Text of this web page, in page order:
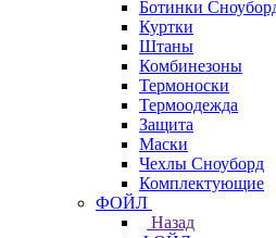
Ботинки
Куртки
Штаны
Комбинезоны
Термоноски
Термоодежда
Защита
Маски
Чехлы Сноуборд
Комплектующие
ФОЙЛ
Назад